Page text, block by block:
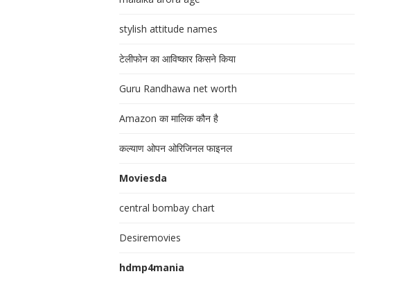
stylish attitude names
टेलीफोन का आविष्कार किसने किया
Guru Randhawa net worth
Amazon का मालिक कौन है
कल्याण ओपन ओरिजिनल फाइनल
Moviesda
central bombay chart
Desiremovies
hdmp4mania